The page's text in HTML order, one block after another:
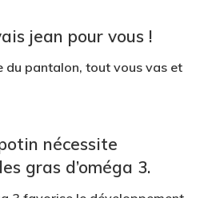
jean pour vous !
du pantalon, tout vous vas et
nécessite
gras d’oméga 3.